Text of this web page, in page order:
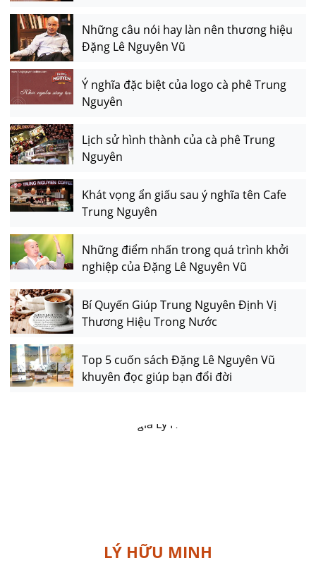
Những câu nói hay làn nên thương hiệu
Đặng Lê Nguyên Vũ
Ý nghĩa đặc biệt của logo cà phê Trung
Nguyên
Lịch sử hình thành của cà phê Trung
Nguyên
Khát vọng ẩn giấu sau ý nghĩa tên Cafe
Trung Nguyên
Những điểm nhấn trong quá trình khởi
nghiệp của Đặng Lê Nguyên Vũ
Bí Quyến Giúp Trung Nguyên Định Vị
Thương Hiệu Trong Nước
Top 5 cuốn sách Đặng Lê Nguyên Vũ
khuyên đọc giúp bạn đổi đời
LÝ HỮU MINH